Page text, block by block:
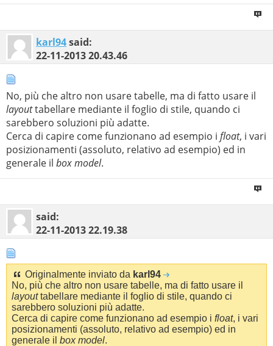
karl94said:
22-11-201320.43.46
No, più che altro non usare tabelle, ma di fatto usare il
layouttabellare mediante il foglio di stile, quando ci
sarebbero soluzioni più adatte.
Cerca di capire come funzionano ad esempio i float, i vari
posizionamenti (assoluto, relativo ad esempio) ed in
generale il box model.
said:
22-11-201322.19.38
Originalmente inviato da karl94
No, più che altro non usare tabelle, ma di fatto usare il
layouttabellare mediante il foglio di stile, quando ci
sarebbero soluzioni più adatte.
Cerca di capire come funzionano ad esempio i float, i vari
posizionamenti (assoluto, relativo ad esempio) ed in
generale il box model.